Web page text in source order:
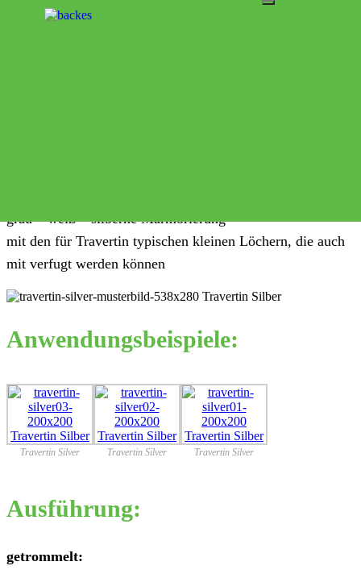
Skip to content
grau – weiß – silberne Marmorierung
mit den für Travertin typischen kleinen Löchern, die auch
mit verfugt werden können
Anwendungsbeispiele:
Travertin Silver Travertin Silver Travertin Silver
Ausführung:
getrommelt: